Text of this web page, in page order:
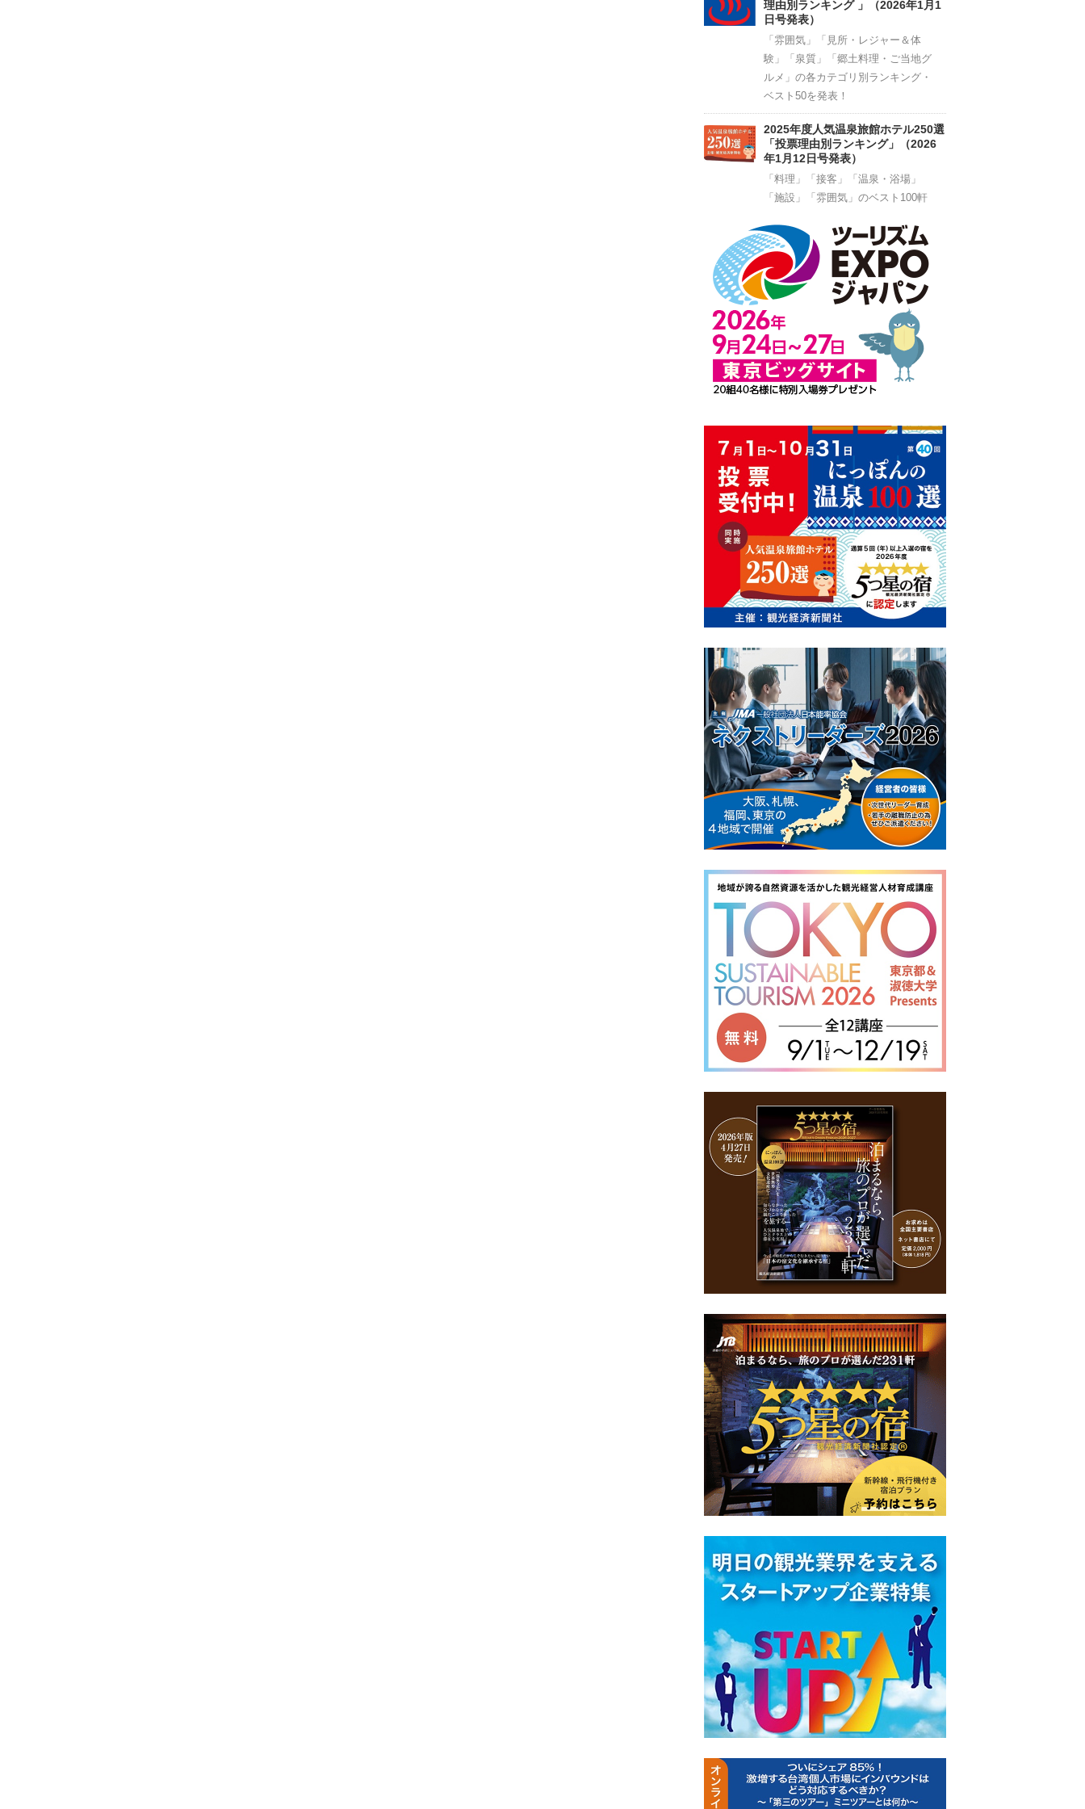
理由別ランキング 」（2026年1月1
日号発表）
「雰囲気」「見所・レジャー＆体
験」「泉質」「郷土料理・ご当地グ
ルメ」の各カテゴリ別ランキング・
ベスト50を発表！
2025年度人気温泉旅館ホテル250選
「投票理由別ランキング」（2026
年1月12日号発表）
「料理」「接客」「温泉・浴場」
「施設」「雰囲気」のベスト100軒